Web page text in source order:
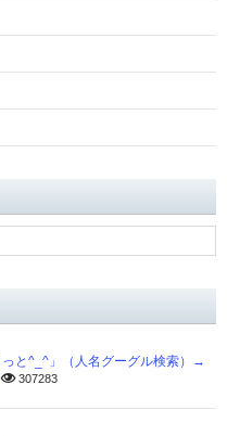
と^_^」（人名グーグル検索）→
307283